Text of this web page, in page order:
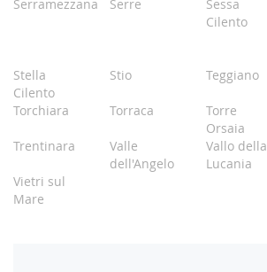
Serramezzana
Serre
Sessa
Cilento
Stella
Cilento
Stio Teggiano
Torchiara
Torraca
Torre
Orsaia
Trentinara
Valle
dell'Angelo
Vallo della
Lucania
Vietri sul
Mare